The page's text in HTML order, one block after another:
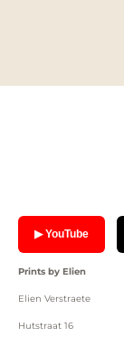
▶ YouTube
Prints by Elien
Elien Verstraete
Hutstraat 16